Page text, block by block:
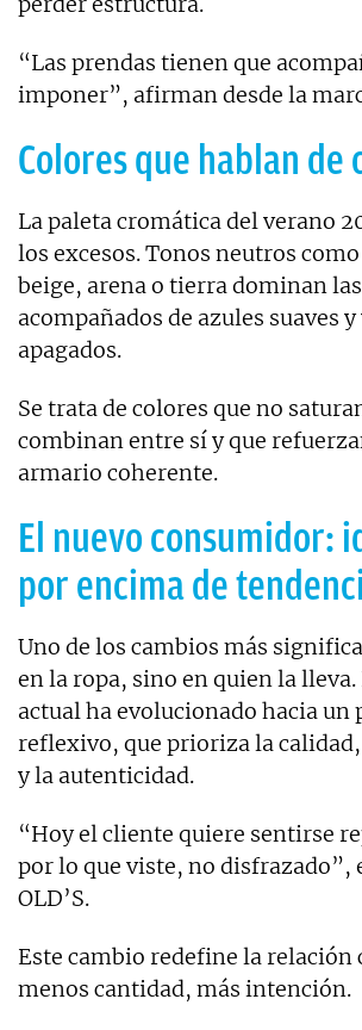
“Las prendas tienen que
imponer”, afirman desde la
Colores que hablan de
La paleta cromática del verano
los excesos. Tonos neutros
beige, arena o tierra dominan
acompañados de azules suaves y
apagados.
Se trata de colores que no
combinan entre sí y que
armario coherente.
El nuevo consumidor:
por encima de
Uno de los cambios más
en la ropa, sino en quien la
actual ha evolucionado hacia un
reflexivo, que prioriza la
y la autenticidad.
“Hoy el cliente quiere sentirse
por lo que viste, no disfrazado”,
OLD’S.
Este cambio redefine la relación
menos cantidad, más intención.